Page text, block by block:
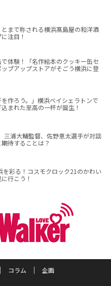
とまで称される横浜髙島屋の和洋酒
注目！
体験！「名作絵本のクッキー缶セ
プアップストアがそごう横浜に登
を作ろう。」横浜ベイシェラトンで
まれた至高の一杯が誕生！
三浦大輔監督、佐野恵太選手が対談
待することは？
を彩る！コスモクロック21のかわい
行こう！
コラム 企画